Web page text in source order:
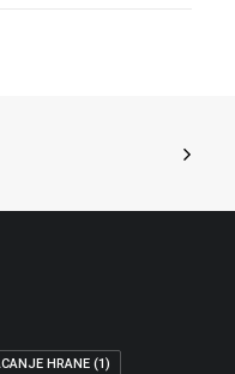
HRANE (1)